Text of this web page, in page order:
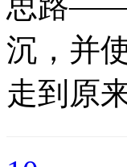
沉，并
走到原